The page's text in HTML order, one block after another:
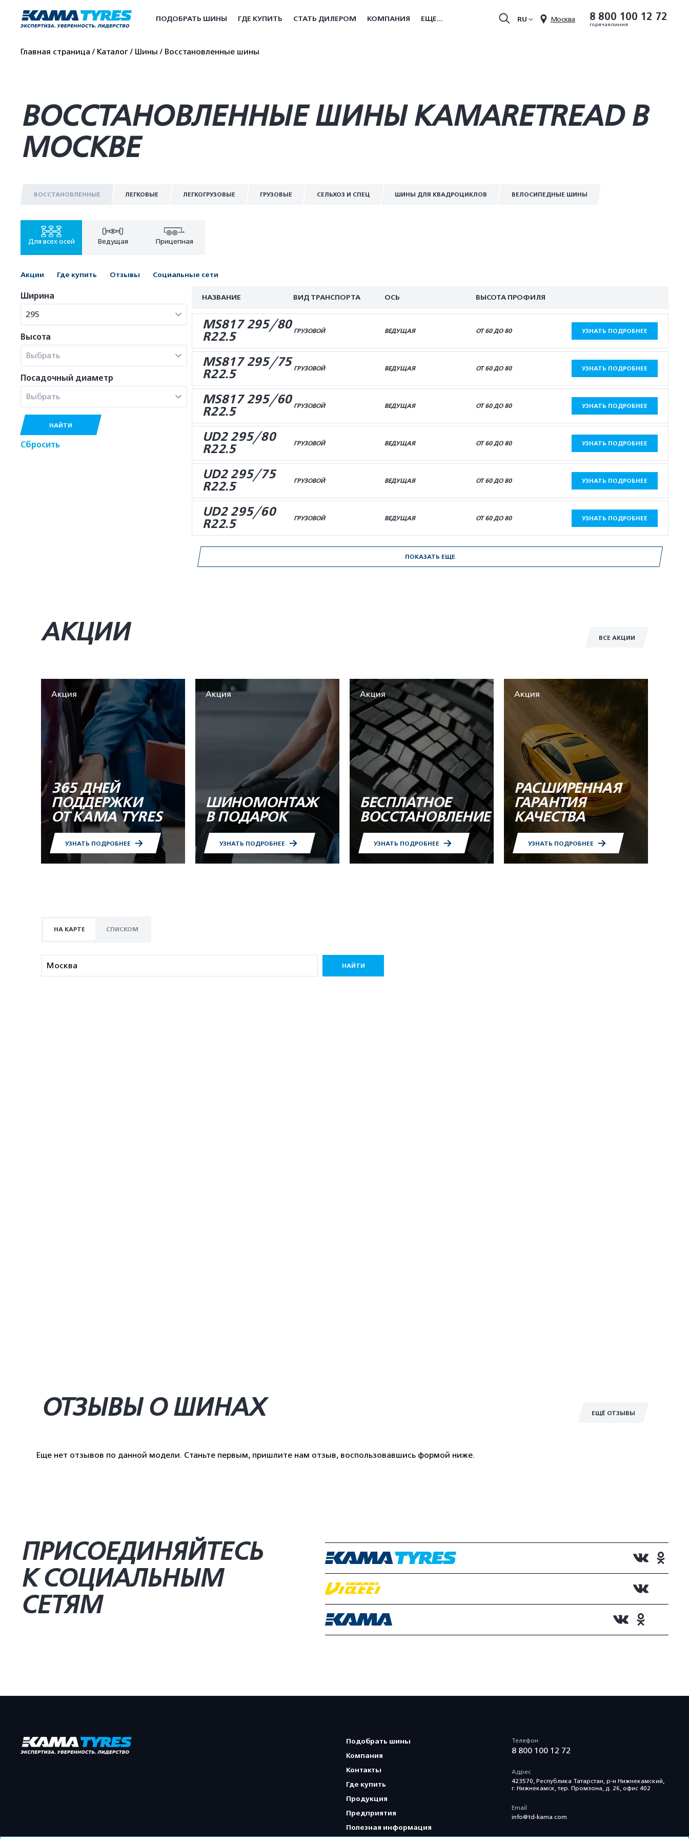
8 800 100 12 72
горячая линия
Москва
RU
ПОДОБРАТЬ ШИНЫ ГДЕ КУПИТЬ СТАТЬ ДИЛЕРОМ КОМПАНИЯ ЕЩЕ...
Главная страница Каталог Шины Восстановленные шины
ВОССТАНОВЛЕННЫЕ ШИНЫ KAMARETREAD В
МОСКВЕ
ВОССТАНОВЛЕННЫЕ ЛЕГКОВЫЕ ЛЕГКОГРУЗОВЫЕ ГРУЗОВЫЕ СЕЛЬХОЗ И СПЕЦ ШИНЫ ДЛЯ КВАДРОЦИКЛОВ ВЕЛОСИПЕДНЫЕ ШИНЫ
Для всех осей Ведущая Прицепная
Акции Где купить Отзывы Социальные сети
Ширина
295
Высота
Выбрать
Посадочный диаметр
Выбрать
НАЙТИ
Сбросить
НАЗВАНИЕ ВИД ТРАНСПОРТА ОСЬ ВЫСОТА ПРОФИЛЯ
MS817 295/80
R22.5
ГРУЗОВОЙ ВЕДУЩАЯ ОТ 60 ДО 80 УЗНАТЬ ПОДРОБНЕЕ
MS817 295/75
R22.5
ГРУЗОВОЙ ВЕДУЩАЯ ОТ 60 ДО 80 УЗНАТЬ ПОДРОБНЕЕ
MS817 295/60
R22.5
ГРУЗОВОЙ ВЕДУЩАЯ ОТ 60 ДО 80 УЗНАТЬ ПОДРОБНЕЕ
UD2 295/80
R22.5
ГРУЗОВОЙ ВЕДУЩАЯ ОТ 60 ДО 80 УЗНАТЬ ПОДРОБНЕЕ
UD2 295/75
R22.5
ГРУЗОВОЙ ВЕДУЩАЯ ОТ 60 ДО 80 УЗНАТЬ ПОДРОБНЕЕ
UD2 295/60
R22.5
ГРУЗОВОЙ ВЕДУЩАЯ ОТ 60 ДО 80 УЗНАТЬ ПОДРОБНЕЕ
ПОКАЗАТЬ ЕЩЕ
ВСЕ АКЦИИ
АКЦИИ
Акция
365 ДНЕЙ
ПОДДЕРЖКИ
ОТ KAMA TYRES
УЗНАТЬ ПОДРОБНЕЕ
Акция
ШИНОМОНТАЖ
В ПОДАРОК
УЗНАТЬ ПОДРОБНЕЕ
Акция
БЕСПЛАТНОЕ
ВОССТАНОВЛЕНИЕ
УЗНАТЬ ПОДРОБНЕЕ
Акция
РАСШИРЕННАЯ
ГАРАНТИЯ
КАЧЕСТВА
УЗНАТЬ ПОДРОБНЕЕ
НА КАРТЕ СПИСКОМ
НАЙТИ
ЕЩЁ ОТЗЫВЫ
ОТЗЫВЫ О ШИНАХ
Еще нет отзывов по данной модели. Станьте первым, пришлите нам отзыв, воспользовавшись формой ниже.
ПРИСОЕДИНЯЙТЕСЬ
К СОЦИАЛЬНЫМ
СЕТЯМ
Подобрать шины
Компания
Контакты
Где купить
Продукция
Предприятия
Полезная информация
Телефон
8 800 100 12 72
Адрес
423570, Республика Татарстан, р-н Нижнекамский,
г. Нижнекамск, тер. Промзона, д. 26, офис 402
Email
info@td-kama.com